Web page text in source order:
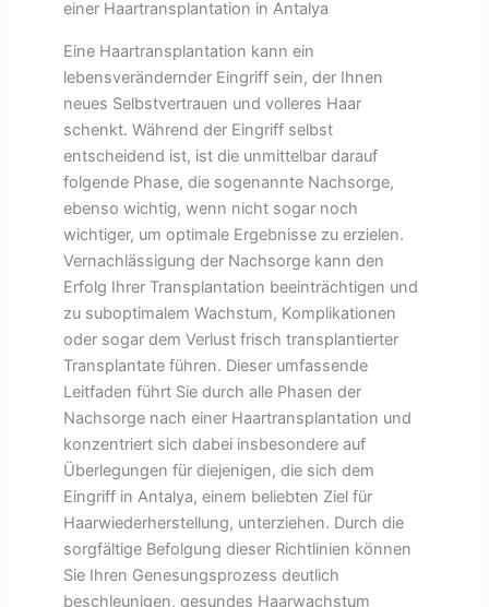
einer Haartransplantation in Antalya
Eine Haartransplantation kann ein
lebensverändernder Eingriff sein, der Ihnen
neues Selbstvertrauen und volleres Haar
schenkt. Während der Eingriff selbst
entscheidend ist, ist die unmittelbar darauf
folgende Phase, die sogenannte Nachsorge,
ebenso wichtig, wenn nicht sogar noch
wichtiger, um optimale Ergebnisse zu erzielen.
Vernachlässigung der Nachsorge kann den
Erfolg Ihrer Transplantation beeinträchtigen und
zu suboptimalem Wachstum, Komplikationen
oder sogar dem Verlust frisch transplantierter
Transplantate führen. Dieser umfassende
Leitfaden führt Sie durch alle Phasen der
Nachsorge nach einer Haartransplantation und
konzentriert sich dabei insbesondere auf
Überlegungen für diejenigen, die sich dem
Eingriff in Antalya, einem beliebten Ziel für
Haarwiederherstellung, unterziehen. Durch die
sorgfältige Befolgung dieser Richtlinien können
Sie Ihren Genesungsprozess deutlich
beschleunigen, gesundes Haarwachstum